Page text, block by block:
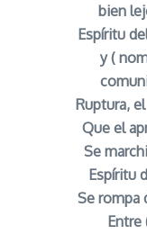
bien
Espíritu
y (
Ruptura,
Que el
Se
Espíritu
Se rompa
Entre